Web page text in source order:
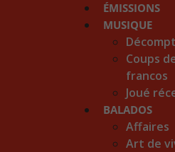
ÉMISSIONS
MUSIQUE
Coups
francos
Joué
BALADOS
Affaires
Art de